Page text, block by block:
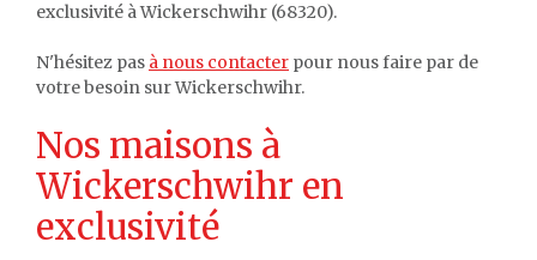
exclusivité à Wickerschwihr (68320).
N'hésitez pas à nous contacter pour nous faire par de
votre besoin sur Wickerschwihr.
Nos maisons à
Wickerschwihr en
exclusivité